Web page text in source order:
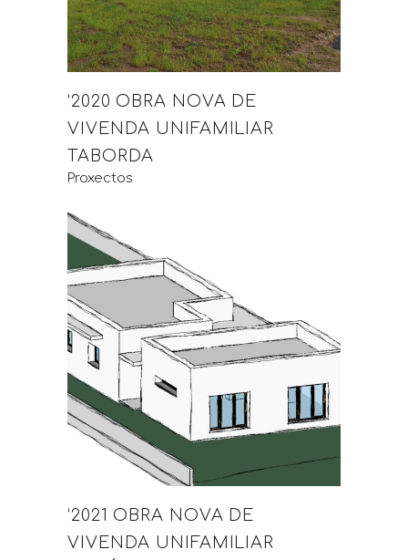
‘2020 OBRA NOVA DE
VIVENDA UNIFAMILIAR
TABORDA
Proxectos
‘2021 OBRA NOVA DE
VIVENDA UNIFAMILIAR